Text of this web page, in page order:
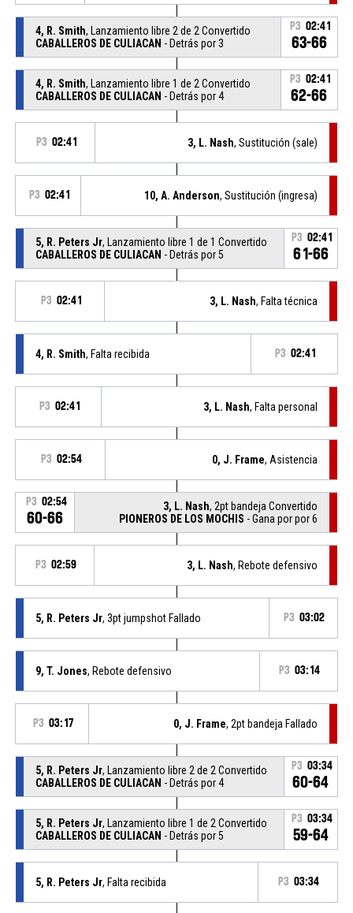
4, R. Smith, Lanzamiento libre 2 de 2 Convertido
CABALLEROS DE CULIACAN - Detrás por 3
P3 02:41
63-66
4, R. Smith, Lanzamiento libre 1 de 2 Convertido
CABALLEROS DE CULIACAN - Detrás por 4
P3 02:41
62-66
P3 02:41 3, L. Nash, Sustitución (sale)
P3 02:41 10, A. Anderson, Sustitución (ingresa)
5, R. Peters Jr, Lanzamiento libre 1 de 1 Convertido
CABALLEROS DE CULIACAN - Detrás por 5
P3 02:41
61-66
P3 02:41 3, L. Nash, Falta técnica
4, R. Smith, Falta recibida P3 02:41
P3 02:41 3, L. Nash, Falta personal
P3 02:54 0, J. Frame, Asistencia
P3 02:54
60-66
3, L. Nash, 2pt bandeja Convertido
PIONEROS DE LOS MOCHIS - Gana por por 6
P3 02:59 3, L. Nash, Rebote defensivo
5, R. Peters Jr, 3pt jumpshot Fallado P3 03:02
9, T. Jones, Rebote defensivo P3 03:14
P3 03:17 0, J. Frame, 2pt bandeja Fallado
5, R. Peters Jr, Lanzamiento libre 2 de 2 Convertido
CABALLEROS DE CULIACAN - Detrás por 4
P3 03:34
60-64
5, R. Peters Jr, Lanzamiento libre 1 de 2 Convertido
CABALLEROS DE CULIACAN - Detrás por 5
P3 03:34
59-64
5, R. Peters Jr, Falta recibida P3 03:34